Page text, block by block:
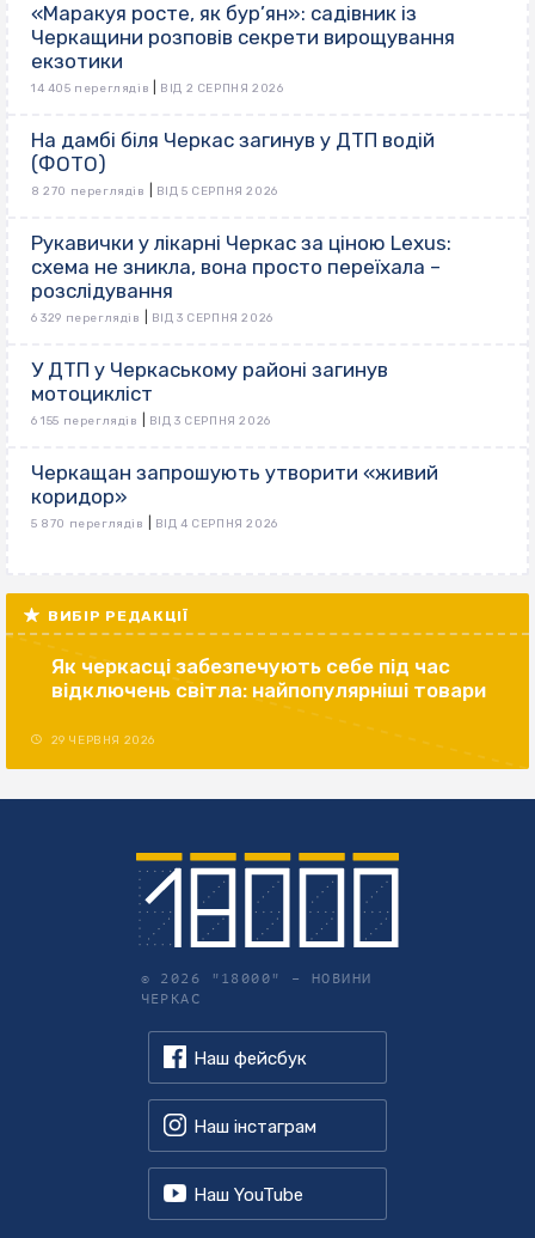
«Маракуя росте, як бур’ян»: садівник із
Черкащини розповів секрети вирощування
екзотики
14 405 переглядів ВІД 2 СЕРПНЯ 2026
На дамбі біля Черкас загинув у ДТП водій
(ФОТО)
8 270 переглядів ВІД 5 СЕРПНЯ 2026
Рукавички у лікарні Черкас за ціною Lexus:
схема не зникла, вона просто переїхала –
розслідування
6 329 переглядів ВІД 3 СЕРПНЯ 2026
У ДТП у Черкаському районі загинув
мотоцикліст
6 155 переглядів ВІД 3 СЕРПНЯ 2026
Черкащан запрошують утворити «живий
коридор»
5 870 переглядів ВІД 4 СЕРПНЯ 2026
ВИБІР РЕДАКЦІЇ
Як черкасці забезпечують себе під час
відключень світла: найпопулярніші товари
29 ЧЕРВНЯ 2026
© 2026 "18000" – НОВИНИ
ЧЕРКАС
Наш фейсбук
Наш інстаграм
Наш YouTube